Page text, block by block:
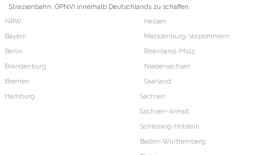
Strassenbahn, ÖPNV) innerhalb Deutschlands zu schaffen.
NRW
Bayern
Berlin
Brandenburg
Bremen
Hamburg
Hessen
Mecklenburg-Vorpommern
Rheinland-Pfalz
Niedersachsen
Saarland
Sachsen
Sachsen-Anhalt
Schleswig-Holstein
Baden-Württemberg